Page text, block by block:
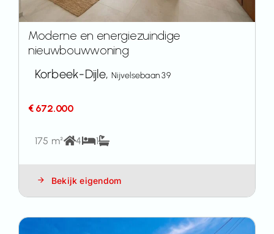
Moderne en energiezuindige
nieuwbouwwoning
Korbeek-Dijle,Nijvelsebaan 39
€ 672.000
175 m² 4 1
Bekijk eigendom